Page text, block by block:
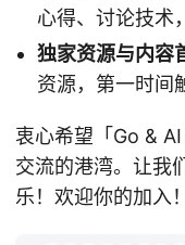
心得、讨论技术
独家资源与内容
资源，第一时间
衷心希望「Go &
交流的港湾。让我
乐！欢迎你的加入！